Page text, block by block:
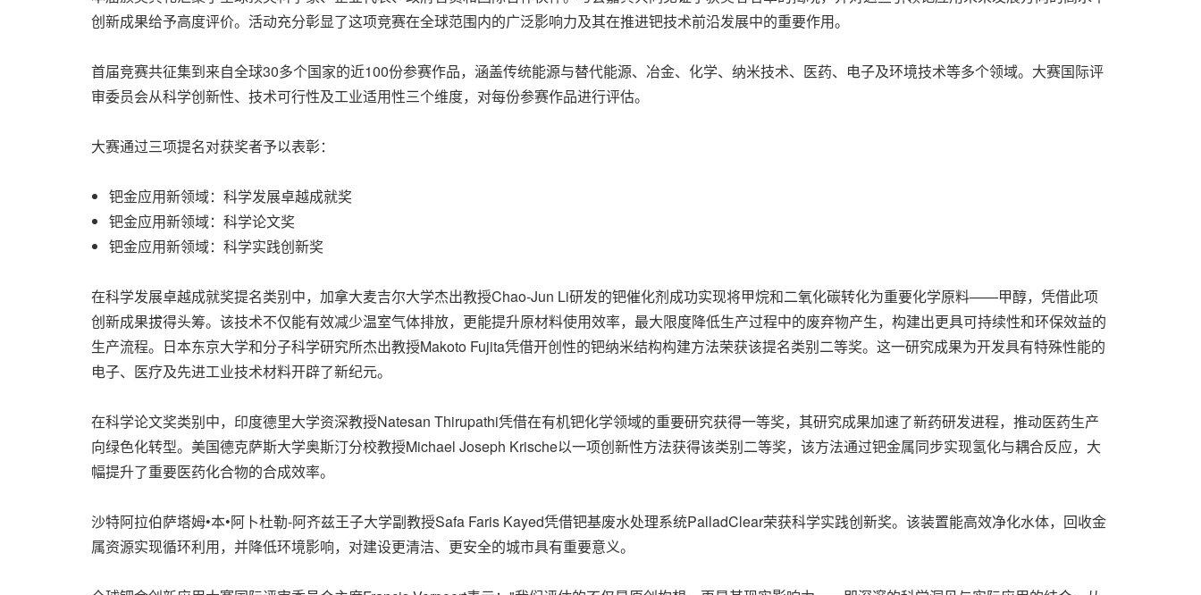
创新成果给予高度评价。活动充分彰显了这项竞赛在全球范围内的广泛影响力及其在推进钯技术前沿发展中的重要作用。
首届竞赛共征集到来自全球30多个国家的近100份参赛作品，涵盖传统能源与替代能源、冶金、化学、纳米技术、医药、电子及环境技术等多个领域。大赛国际评
审委员会从科学创新性、技术可行性及工业适用性三个维度，对每份参赛作品进行评估。
大赛通过三项提名对获奖者予以表彰：
钯金应用新领域：科学发展卓越成就奖
钯金应用新领域：科学论文奖
钯金应用新领域：科学实践创新奖
在科学发展卓越成就奖提名类别中，加拿大麦吉尔大学杰出教授Chao-Jun Li研发的钯催化剂成功实现将甲烷和二氧化碳转化为重要化学原料——甲醇，凭借此项
创新成果拔得头筹。该技术不仅能有效减少温室气体排放，更能提升原材料使用效率，最大限度降低生产过程中的废弃物产生，构建出更具可持续性和环保效益的
生产流程。日本东京大学和分子科学研究所杰出教授Makoto Fujita凭借开创性的钯纳米结构构建方法荣获该提名类别二等奖。这一研究成果为开发具有特殊性能的
电子、医疗及先进工业技术材料开辟了新纪元。
在科学论文奖类别中，印度德里大学资深教授Natesan Thirupathi凭借在有机钯化学领域的重要研究获得一等奖，其研究成果加速了新药研发进程，推动医药生产
向绿色化转型。美国德克萨斯大学奥斯汀分校教授Michael Joseph Krische以一项创新性方法获得该类别二等奖，该方法通过钯金属同步实现氢化与耦合反应，大
幅提升了重要医药化合物的合成效率。
沙特阿拉伯萨塔姆•本•阿卜杜勒-阿齐兹王子大学副教授Safa Faris Kayed凭借钯基废水处理系统PalladClear荣获科学实践创新奖。该装置能高效净化水体，回收金
属资源实现循环利用，并降低环境影响，对建设更清洁、更安全的城市具有重要意义。